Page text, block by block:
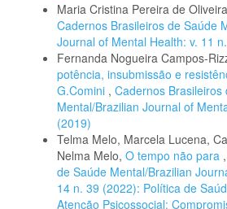
Maria Cristina Pereira de
Cadernos Brasileiros de Saúde
Journal of Mental Health: v. 11
Fernanda Nogueira Campos-
potência, insubmissão e
G.Comini , Cadernos Brasileiros
Mental/Brazilian Journal of
(2019)
Telma Melo, Marcela Lucena,
Nelma Melo, O tempo não para ,
de Saúde Mental/Brazilian
14 n. 39 (2022): Política de
Atenção Psicossocial: